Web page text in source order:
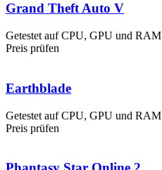
Grand Theft Auto V
Getestet auf CPU, GPU und RAM
Preis prüfen
Earthblade
Getestet auf CPU, GPU und RAM
Preis prüfen